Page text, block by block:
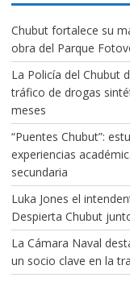
Chubut fortalece su
obra del Parque
La Policía del Chubut
tráfico de drogas
meses
“Puentes Chubut”:
experiencias
secundaria
Luka Jones el
Despierta Chubut
La Cámara Naval
un socio clave en la